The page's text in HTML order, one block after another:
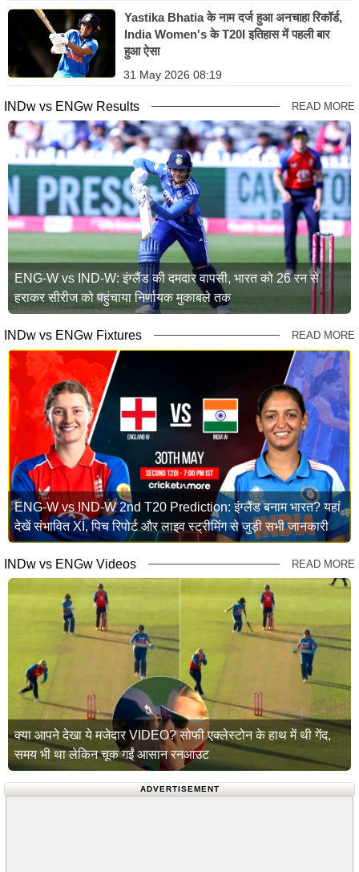
Yastika Bhatia के नाम दर्ज हुआ अनचाहा रिकॉर्ड,
India Women's के T20I इतिहास में पहली बार
हुआ ऐसा
31 May 2026 08:19
INDw vs ENGw Results READ MORE
ENG-W vs IND-W: इंग्लैंड की दमदार वापसी, भारत को 26 रन से
हराकर सीरीज को पहुंचाया निर्णायक मुकाबले तक
INDw vs ENGw Fixtures READ MORE
ENG-W vs IND-W 2nd T20 Prediction: इंग्लैंड बनाम भारत? यहां
देखें संभावित XI, पिच रिपोर्ट और लाइव स्ट्रीमिंग से जुड़ी सभी जानकारी
INDw vs ENGw Videos READ MORE
क्या आपने देखा ये मजेदार VIDEO? सोफी एक्लेस्टोन के हाथ में थी गेंद,
समय भी था लेकिन चूक गईं आसान रनआउट
ADVERTISEMENT